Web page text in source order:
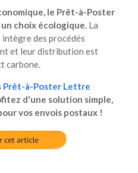
le Prêt-à-Poster
choix écologique. La
des procédés
et leur distribution est
carbone.
Prêt-à-Poster Lettre
d'une solution simple,
vos envois postaux !